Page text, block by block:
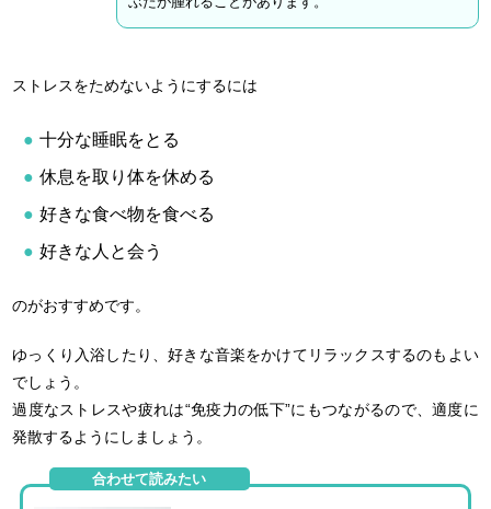
ストレスをためないようにするには
十分な睡眠をとる
休息を取り体を休める
好きな食べ物を食べる
好きな人と会う
のがおすすめです。
ゆっくり入浴したり、好きな音楽をかけてリラックスするのもよい
でしょう。
過度なストレスや疲れは“免疫力の低下”にもつながるので、適度に
発散するようにしましょう。
合わせて読みたい